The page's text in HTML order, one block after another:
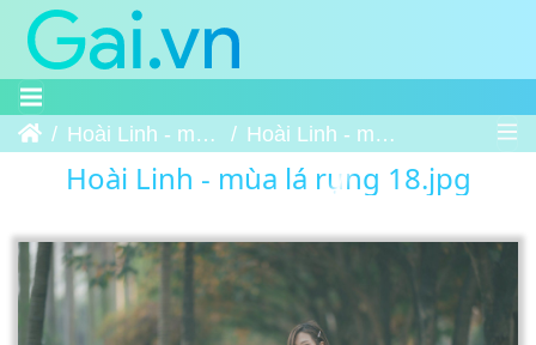
Trang chủHoài Linh - mùa lá rụng Hoài Linh - mùa lá rụng 18
Hoài Linh - mùa lá rụng 18.jpg